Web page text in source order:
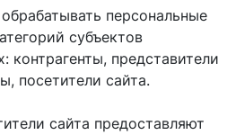
персональные
субъектов
контрагенты, представители
посетители сайта.
сайта предоставляют